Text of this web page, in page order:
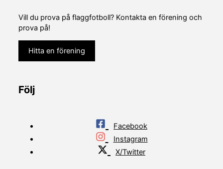
Vill du prova på flaggfotboll? Kontakta en förening och
prova på!
Hitta en förening
Följ
Facebook
Instagram
X/Twitter